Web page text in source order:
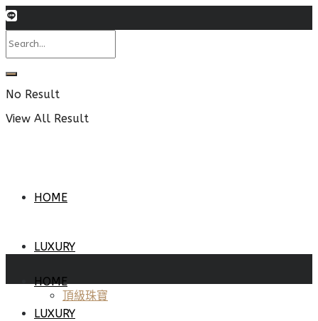
No Result
View All Result
HOME
LUXURY
頂級珠寶
HOME
LUXURY